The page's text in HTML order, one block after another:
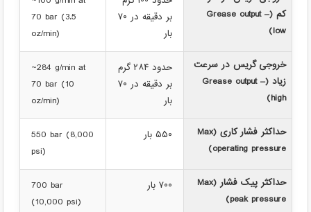
کم (Grease output –
low)
بر دقیقه در ۷۰
بار
70 bar (3.5
oz/min)
خروجی گریس در سرعت
زیاد (Grease output –
high)
حدود ۲۸۴ گرم
بر دقیقه در ۷۰
بار
~284 g/min at
70 bar (10
oz/min)
حداکثر فشار کاری (Max
operating pressure)
۵۵۰ بار
550 bar (8,000
psi)
حداکثر پیک فشار (Max
peak pressure)
۷۰۰ بار
700 bar
(10,000 psi)